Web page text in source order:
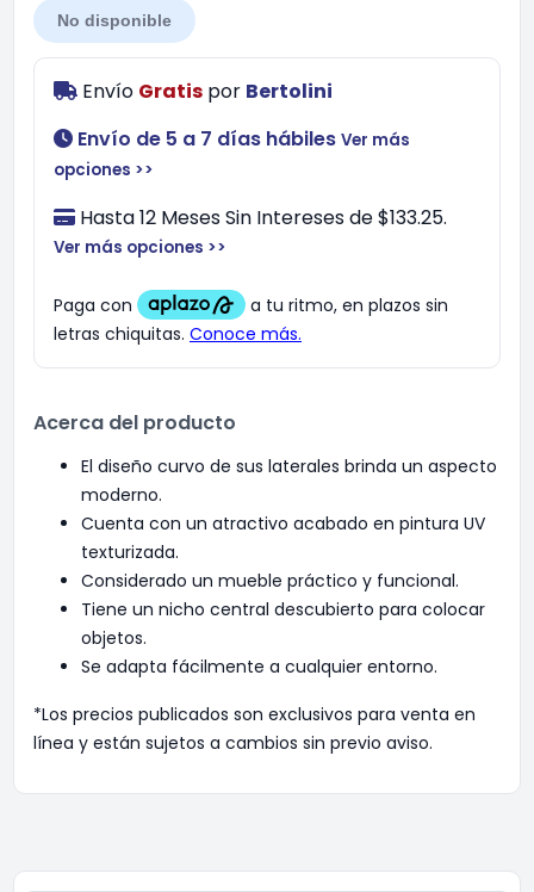
No disponible
Envío Gratis por Bertolini
Envío de 5 a 7 días hábiles Ver más
opciones >>
Hasta 12 Meses Sin Intereses de $133.25.
Ver más opciones >>
Acerca del producto
El diseño curvo de sus laterales brinda un aspecto
moderno.
Cuenta con un atractivo acabado en pintura UV
texturizada.
Considerado un mueble práctico y funcional.
Tiene un nicho central descubierto para colocar
objetos.
Se adapta fácilmente a cualquier entorno.
*Los precios publicados son exclusivos para venta en
línea y están sujetos a cambios sin previo aviso.